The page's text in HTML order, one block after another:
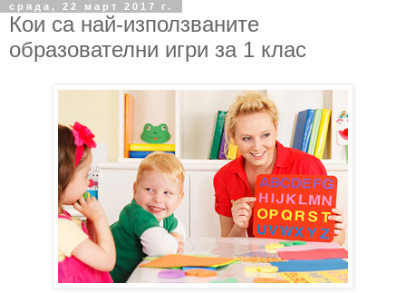
сряда, 22 март 2017 г.
Кои са най-използваните
образователни игри за 1 клас